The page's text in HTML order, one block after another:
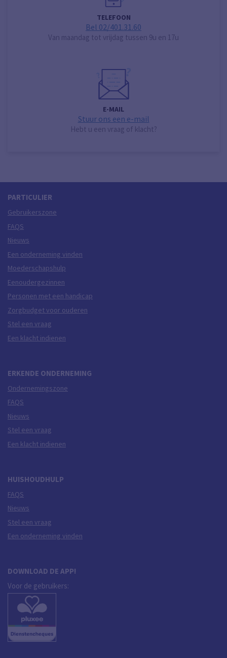
TELEFOON
Bel 02/401.31.60
Van maandag tot vrijdag tussen 9u en 17u
E-MAIL
Stuur ons een e-mail
Hebt u een vraag of klacht?
PARTICULIER
Gebruikerszone
FAQS
Nieuws
Een onderneming vinden
Moederschapshulp
Eenoudergezinnen
Personen met een handicap
Zorgbudget voor ouderen
Stel een vraag
Een klacht indienen
ERKENDE ONDERNEMING
Ondernemingszone
FAQS
Nieuws
Stel een vraag
Een klacht indienen
HUISHOUDHULP
FAQS
Nieuws
Stel een vraag
Een onderneming vinden
DOWNLOAD DE APP!
Voor de gebruikers: